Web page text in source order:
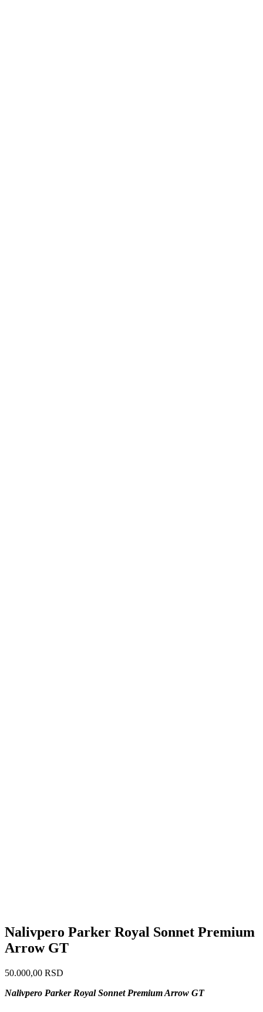
Nalivpero Parker Royal Sonnet Premium
Arrow GT
50.000,00 RSD
Nalivpero Parker Royal Sonnet Premium Arrow GT